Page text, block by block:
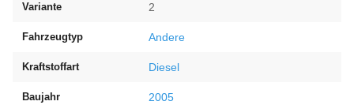
Variante 2
Fahrzeugtyp Andere
Kraftstoffart Diesel
Baujahr 2005